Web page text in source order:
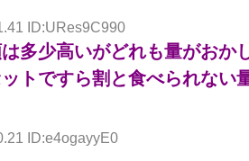
ID:URes9C990
多少高いがどれも量がお
トですら割と食べられない
ID:e4ogayyE0